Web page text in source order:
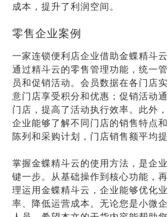
成本，提升了利润空间。
零售企业案例
一家连锁便利店企业借助金蝶精斗
通过精斗云的零售管理功能，统一
员和促销活动。会员数据在各门店
意门店享受积分和优惠；促销活动
门店，提高了活动执行效率。此外
企业能够了解不同门店的销售特点
陈列和采购计划，门店销售额平均提
掌握金蝶精斗云的使用方法，是企
键一步。从基础操作到核心功能，
理运用金蝶精斗云，企业能够优化
率、降低运营成本。无论您是小微